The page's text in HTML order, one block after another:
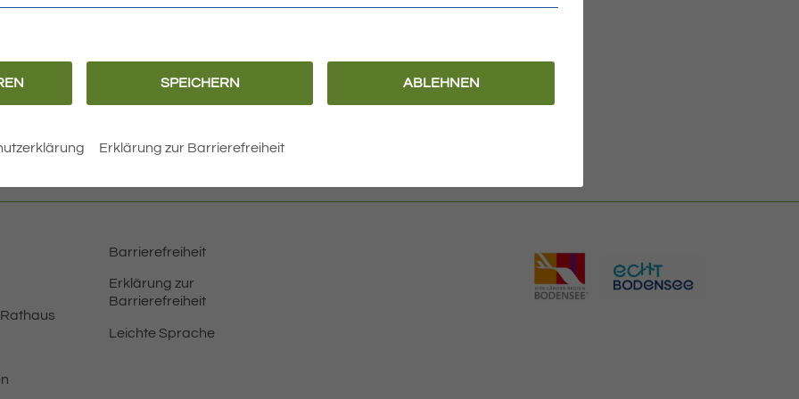
Barrierefreiheit
Erklärung zur
Barrierefreiheit
Leichte Sprache
SPEICHERN ABLEHNEN
Erklärung zur Barrierefreiheit